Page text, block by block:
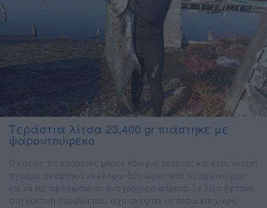
Τεράστια λίτσα 23,400 gr πιάστηκε με
ψαροντούφεκο
Ο καιρός τις επόμενες μέρες έδειχνε άστατος και έτσι, εκείνη
τη μέρα, σκέφτηκα να κλέψω δύο ώρες από το πρωινό μου
και να τις αφιερώσω σε ένα γρήγορο ψάρεμα. Σε λίγο έφτανα
στη κοντινή παραλία που είχα σκεφτεί να πέσω και χωρίς